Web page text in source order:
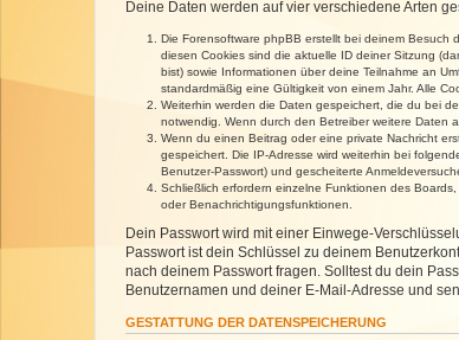
Deine Daten werden auf vier verschiedene Arten
Die Forensoftware phpBB erstellt bei deinem Besuch
diesen Cookies sind die aktuelle ID deiner Sitzung
bist) sowie Informationen über deine Teilnahme an
standardmäßig eine Gültigkeit von einem Jahr. Alle
Weiterhin werden die Daten gespeichert, die du bei
notwendig. Wenn durch den Betreiber weitere Daten
Wenn du einen Beitrag oder eine private Nachricht
gespeichert. Die IP-Adresse wird weiterhin bei
Benutzer-Passwort) und gescheiterte
Schließlich erfordern einzelne Funktionen des
oder Benachrichtigungsfunktionen.
Dein Passwort wird mit einer Einwege-
Passwort ist dein Schlüssel zu deinem
nach deinem Passwort fragen. Solltest du dein
Benutzernamen und deiner E-Mail-Adresse und
GESTATTUNG DER DATENSPEICHERUNG